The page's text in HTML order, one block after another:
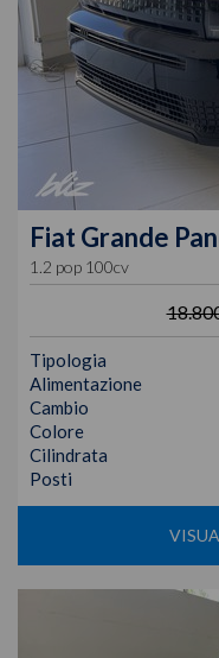
Fiat Grande
1.2 pop 100cv
Tipologia
Alimentazione
Cambio
Colore
Cilindrata
Posti